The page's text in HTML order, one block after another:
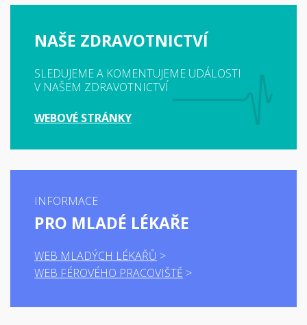
NAŠE ZDRAVOTNICTVÍ
SLEDUJEME A KOMENTUJEME UDÁLOSTI
V NAŠEM ZDRAVOTNICTVÍ
WEBOVÉ STRÁNKY
INFORMACE
PRO MLADÉ LÉKAŘE
WEB MLADÝCH LÉKAŘŮ
WEB FÉROVÉHO PRACOVIŠTĚ